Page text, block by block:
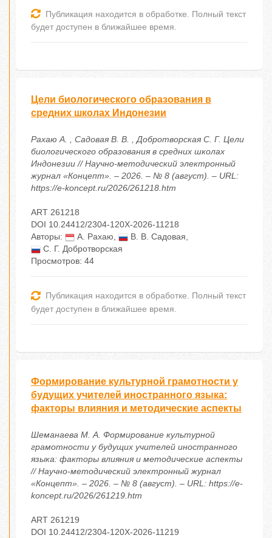
Публикация находится в обработке. Полный текст
будет доступен в ближайшее время.
Цели биологического образования в
средних школах Индонезии
Рахаю А. , Садовая В. В. , Добротворская С. Г. Цели
биологического образования в средних школах
Индонезии // Научно-методический электронный
журнал «Концепт». – 2026. – № 8 (август). – URL:
https://e-koncept.ru/2026/261218.htm
ART 261218
DOI 10.24412/2304-120X-2026-11218
Авторы:
А. Рахаю, В. В. Садовая,
С. Г. Добротворская
Просмотров: 44
Публикация находится в обработке. Полный текст
будет доступен в ближайшее время.
Формирование культурной грамотности у
будущих учителей иностранного языка:
факторы влияния и методические аспекты
Шеманаева М. А. Формирование культурной
грамотности у будущих учителей иностранного
языка: факторы влияния и методические аспекты
// Научно-методический электронный журнал
«Концепт». – 2026. – № 8 (август). – URL: https://e-
koncept.ru/2026/261219.htm
ART 261219
DOI 10.24412/2304-120X-2026-11219